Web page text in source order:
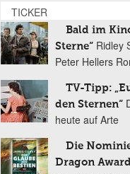
TICKER
Bald im
Sterne“ Ridley
Peter Hellers
TV-Tipp:
den Sternen“
heute auf Arte
Die
Dragon